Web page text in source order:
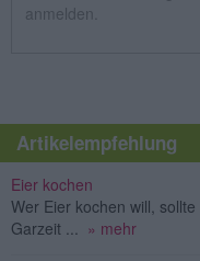
Artikelempfehlung
Eier kochen
Wer Eier kochen will,
Garzeit ...
» mehr